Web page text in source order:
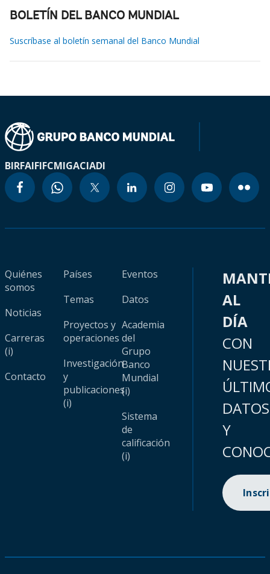
BOLETÍN DEL BANCO MUNDIAL
Suscríbase al boletín semanal del Banco Mundial
BIRFAIFIFCMIGACIADI
Quiénes
somos
Noticias
Carreras
(i)
Contacto
Países
Temas
Proyectos y
operaciones
Investigación
y
publicaciones
(i)
Eventos
Datos
Academia
del
Grupo
Banco
Mundial
(i)
Sistema
de
calificación
(i)
AL
DÍA
CON
DATOS
Y